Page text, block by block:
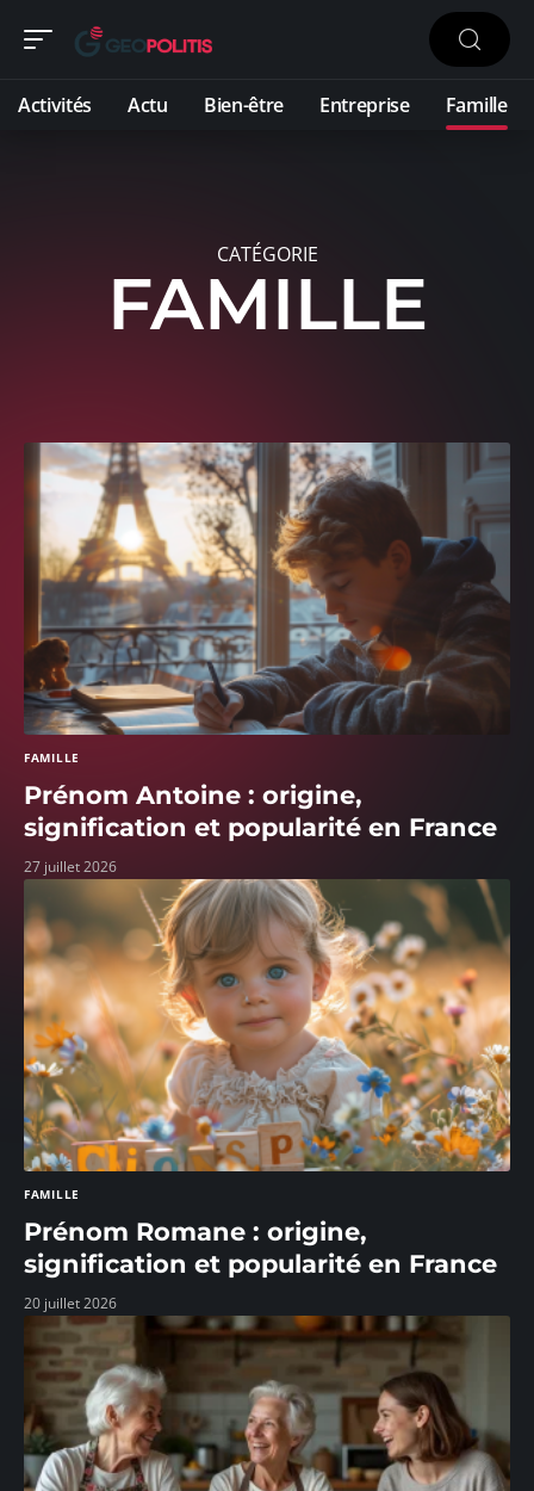
Activités Actu Bien-être Entreprise Famille
CATÉGORIE
FAMILLE
FAMILLE
Prénom Antoine : origine,
signification et popularité en France
27 juillet 2026
FAMILLE
Prénom Romane : origine,
signification et popularité en France
20 juillet 2026